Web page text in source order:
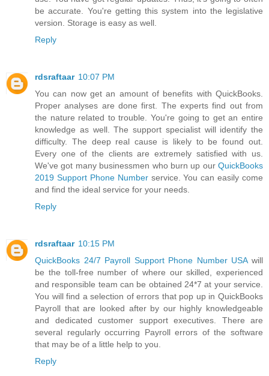
be accurate. You're getting this system into the legislative
version. Storage is easy as well.
Reply
rdsraftaar 10:07 PM
You can now get an amount of benefits with QuickBooks.
Proper analyses are done first. The experts find out from
the nature related to trouble. You're going to get an entire
knowledge as well. The support specialist will identify the
difficulty. The deep real cause is likely to be found out.
Every one of the clients are extremely satisfied with us.
We've got many businessmen who burn up our QuickBooks
2019 Support Phone Numberservice. You can easily come
and find the ideal service for your needs.
Reply
rdsraftaar 10:15 PM
QuickBooks 24/7 Payroll Support Phone Number USAwill
be the toll-free number of where our skilled, experienced
and responsible team can be obtained 24*7 at your service.
You will find a selection of errors that pop up in QuickBooks
Payroll that are looked after by our highly knowledgeable
and dedicated customer support executives. There are
several regularly occurring Payroll errors of the software
that may be of a little help to you.
Reply